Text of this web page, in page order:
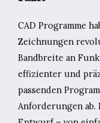
CAD Programme
Zeichnungen
Bandbreite an
effizienter und
passenden
Anforderungen